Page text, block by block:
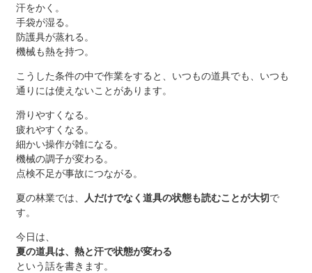
汗をかく。
手袋が湿る。
防護具が蒸れる。
機械も熱を持つ。
こうした条件の中で作業をすると、いつもの道具でも、いつも
通りには使えないことがあります。
滑りやすくなる。
疲れやすくなる。
細かい操作が雑になる。
機械の調子が変わる。
点検不足が事故につながる。
夏の林業では、 人だけでなく道具の状態も読むことが大切で
す。
今日は、
夏の道具は、熱と汗で状態が変わる
という話を書きます。